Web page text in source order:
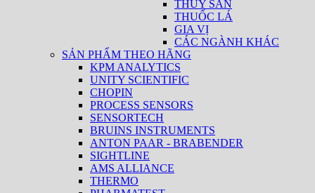
THỦY SẢN
THUỐC LÁ
GIA VỊ
CÁC NGÀNH KHÁC
SẢN PHẨM THEO HÃNG
KPM ANALYTICS
UNITY SCIENTIFIC
CHOPIN
PROCESS SENSORS
SENSORTECH
BRUINS INSTRUMENTS
ANTON PAAR - BRABENDER
SIGHTLINE
AMS ALLIANCE
THERMO